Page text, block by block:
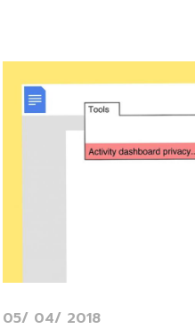
05/ 04/ 2018